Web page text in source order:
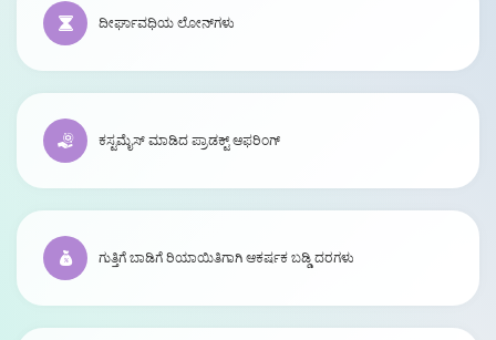
ದೀರ್ಘಾವಧಿಯ ಲೋನ್‌ಗಳು
ಕಸ್ಟಮೈಸ್ ಮಾಡಿದ ಪ್ರಾಡಕ್ಟ್ ಆಫರಿಂಗ್
ಗುತ್ತಿಗೆ ಬಾಡಿಗೆ ರಿಯಾಯಿತಿಗಾಗಿ ಆಕರ್ಷಕ ಬಡ್ಡಿ ದರಗಳು